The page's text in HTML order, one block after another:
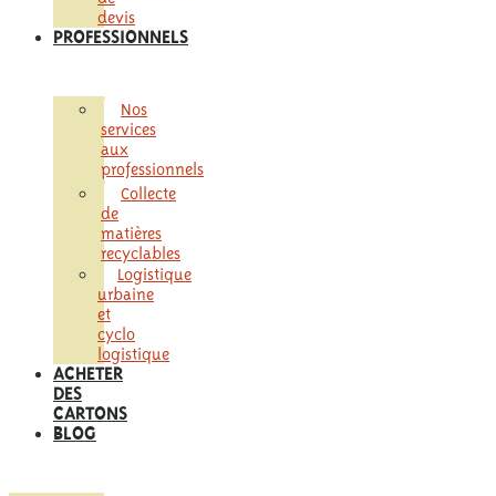
devis
PROFESSIONNELS
Nos
services
aux
professionnels
Collecte
de
matières
recyclables
Logistique
urbaine
et
cyclo
logistique
ACHETER
DES
CARTONS
BLOG